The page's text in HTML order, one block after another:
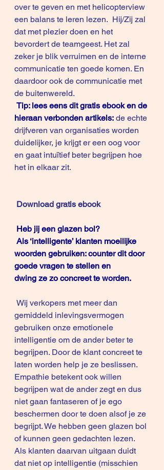
over te geven en met helicopterview
een balans te leren lezen.  Hij/Zij zal
dat met plezier doen en het
bevordert de teamgeest. Het zal
zeker je blik verruimen en de interne
communicatie ten goede komen. En
daardoor ook de communicatie met
de buitenwereld.
Tip: lees eens dit gratis ebook en de
hieraan verbonden artikels: de echte
drijfveren van organisaties worden
duidelijker, je krijgt er een oog voor
en gaat intuïtief beter begrijpen hoe
het in elkaar zit.
Download gratis ebook
Heb jij een glazen bol?
Als ‘intelligente’ klanten moeilijke
woorden gebruiken: counter dit door
goede vragen te stellen en
dwing ze zo concreet te worden.
gemiddeld inlevingsvermogen
gebruiken onze emotionele
intelligentie om de ander beter te
begrijpen. Door de klant concreet te
laten worden help je ze beslissen.
Empathie betekent ook willen
begrijpen wat de ander zegt en dus
niet gaan fantaseren of je ego
beschermen door te doen alsof je ze
begrijpt. We hebben geen glazen bol
of kunnen geen gedachten lezen.
Als klanten daarvan uitgaan duidt
dat niet op intelligentie (misschien